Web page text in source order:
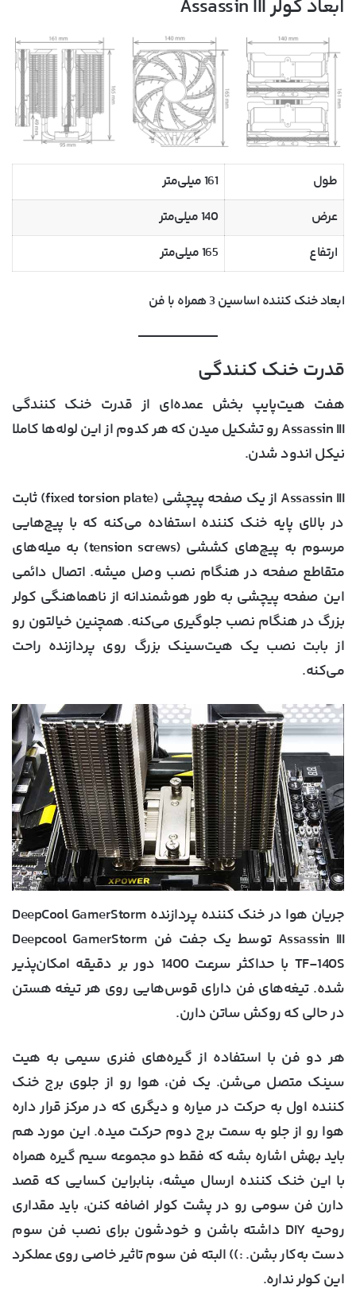
ابعاد کولر Assassin III
طول
161 میلی‌متر
عرض
140 میلی‌متر
ارتفاع
165 میلی‌متر
ابعاد خنک کننده اساسین 3 همراه با فن
قدرت خنک کنندگی
هفت هیت‌پایپ بخش عمده‌ای از قدرت خنک کنندگی
Assassin III رو تشکیل میدن که هر کدوم از این لوله‌ها کاملا
نیکل اندود شدن.
Assassin III از یک صفحه پیچشی (fixed torsion plate) ثابت
در بالای پایه خنک کننده استفاده می‌کنه که با پیچ‌هایی
مرسوم به پیچ‌های کششی (tension screws) به میله‌های
متقاطع صفحه در هنگام نصب وصل میشه. اتصال دائمی
این صفحه پیچشی به طور هوشمندانه از ناهماهنگی کولر
بزرگ در هنگام نصب جلوگیری می‌کنه. همچنین خیالتون رو
از بابت نصب یک هیت‌سینک بزرگ روی پردازنده راحت
می‌‎کنه.
جریان هوا در خنک کننده پردازنده DeepCool GamerStorm
Assassin III توسط یک جفت فن Deepcool GamerStorm
TF-140S با حداکثر سرعت 1400 دور بر دقیقه امکان‌پذیر
شده. تیغه‌های فن دارای قوس‌هایی روی هر تیغه هستن
در حالی که روکش ساتن دارن.
هر دو فن با استفاده از گیره‌های فنری سیمی به هیت
سینک متصل می‌شن. یک فن، هوا رو از جلوی برج خنک
کننده اول به حرکت در میاره و دیگری که در مرکز قرار داره
هوا رو از جلو به سمت برج دوم حرکت میده. این مورد هم
باید بهش اشاره بشه که فقط دو مجموعه سیم گیره همراه
با این خنک کننده ارسال میشه، بنابراین کسایی که قصد
دارن فن سومی رو در پشت کولر اضافه کنن، باید مقداری
روحیه DIY داشته باشن و خودشون برای نصب فن سوم
دست به‌کار بشن. :)) البته فن سوم تاثیر خاصی روی عملکرد
این کولر نداره.